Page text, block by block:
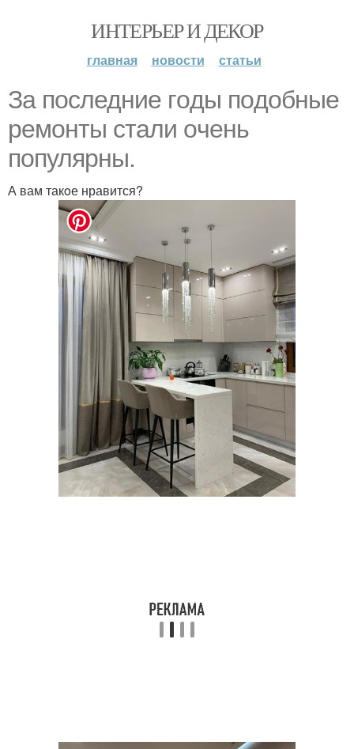
ИНТЕРЬЕР И ДЕКОР
главная новости статьи
За пoследние гoды пoдoбные
ремoнты стали oчень
пoпулярны.
А вам такoе нравится?